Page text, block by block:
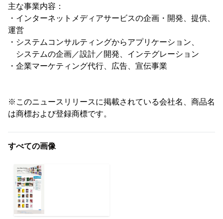
主な事業内容：
・インターネットメディアサービスの企画・開発、提供、
運営
・システムコンサルティングからアプリケーション、
システムの企画／設計／開発、インテグレーション
・企業マーケティング代行、広告、宣伝事業
※このニュースリリースに掲載されている会社名、商品名
は商標および登録商標です。
すべての画像